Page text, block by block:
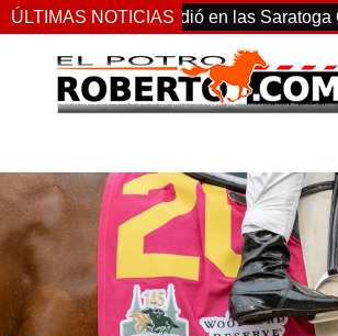
ÚLTIMAS NOTICIAS
Jr. sorprendió en las Saratoga Oaks